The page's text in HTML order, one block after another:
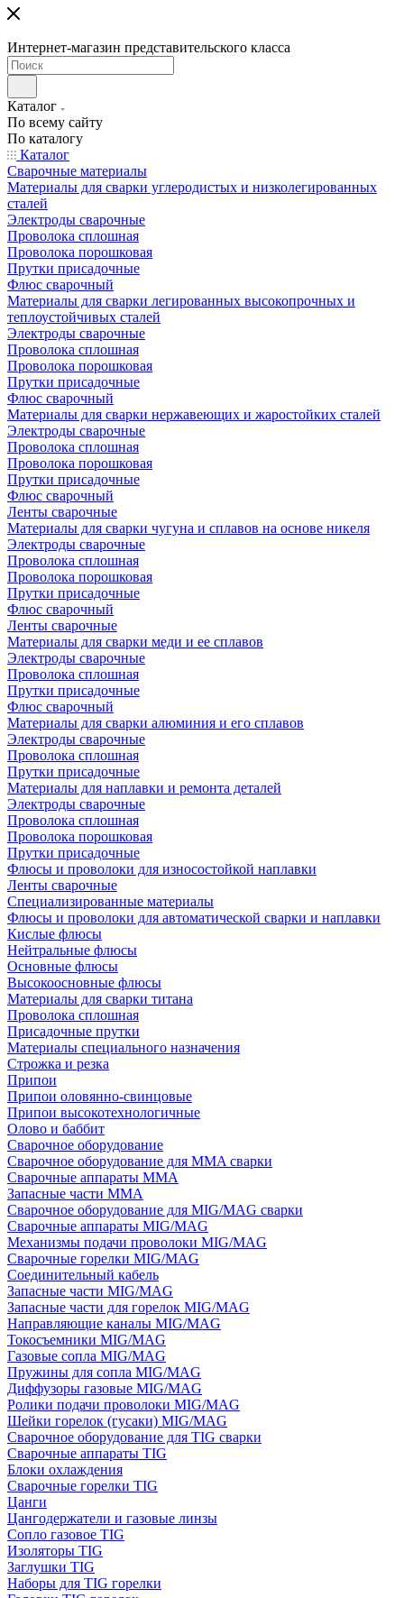
Интернет-магазин представительского класса
Каталог
По всему сайту
По каталогу
Каталог
Сварочные материалы
Материалы для сварки углеродистых и низколегированных
сталей
Электроды сварочные
Проволока сплошная
Проволока порошковая
Прутки присадочные
Флюс сварочный
Материалы для сварки легированных высокопрочных и
теплоустойчивых сталей
Электроды сварочные
Проволока сплошная
Проволока порошковая
Прутки присадочные
Флюс сварочный
Материалы для сварки нержавеющих и жаростойких сталей
Электроды сварочные
Проволока сплошная
Проволока порошковая
Прутки присадочные
Флюс сварочный
Ленты сварочные
Материалы для сварки чугуна и сплавов на основе никеля
Электроды сварочные
Проволока сплошная
Проволока порошковая
Прутки присадочные
Флюс сварочный
Ленты сварочные
Материалы для сварки меди и ее сплавов
Электроды сварочные
Проволока сплошная
Прутки присадочные
Флюс сварочный
Материалы для сварки алюминия и его сплавов
Электроды сварочные
Проволока сплошная
Прутки присадочные
Материалы для наплавки и ремонта деталей
Электроды сварочные
Проволока сплошная
Проволока порошковая
Прутки присадочные
Флюсы и проволоки для износостойкой наплавки
Ленты сварочные
Специализированные материалы
Флюсы и проволоки для автоматической сварки и наплавки
Кислые флюсы
Нейтральные флюсы
Основные флюсы
Высокоосновные флюсы
Материалы для сварки титана
Проволока сплошная
Присадочные прутки
Материалы специального назначения
Строжка и резка
Припои
Припои оловянно-свинцовые
Припои высокотехнологичные
Олово и баббит
Сварочное оборудование
Сварочное оборудование для MMA сварки
Сварочные аппараты MMA
Запасные части MMA
Сварочное оборудование для MIG/MAG сварки
Сварочные аппараты MIG/MAG
Механизмы подачи проволоки MIG/MAG
Сварочные горелки MIG/MAG
Соединительный кабель
Запасные части MIG/MAG
Запасные части для горелок MIG/MAG
Направляющие каналы MIG/MAG
Токосъемники MIG/MAG
Газовые сопла MIG/MAG
Пружины для сопла MIG/MAG
Диффузоры газовые MIG/MAG
Ролики подачи проволоки MIG/MAG
Шейки горелок (гусаки) MIG/MAG
Сварочное оборудование для TIG сварки
Сварочные аппараты TIG
Блоки охлаждения
Сварочные горелки TIG
Цанги
Цангодержатели и газовые линзы
Сопло газовое TIG
Изоляторы TIG
Заглушки TIG
Наборы для TIG горелки